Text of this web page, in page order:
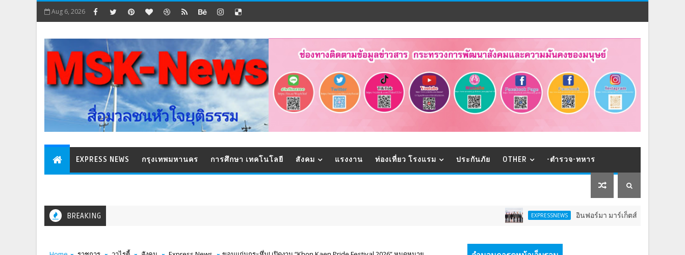
Aug 6, 2026
EXPRESS NEWS กรุงเทพมหานคร การศึกษา เทคโนโลยี สังคม แรงงาน ท่องเที่ยว โรงแรม ประกันภัย OTHER -ตำรวจ-ทหาร
BREAKING EXPRESSNEWS อินฟอร์มา มาร์เก็ตส์ ผนึกเครือข่ายธุรกิจท่องเที่ยว-บริ